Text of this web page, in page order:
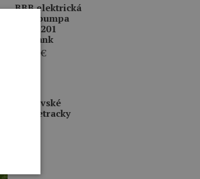
BBB elektrická
mini pumpa
BMP-201
BarBank
€
Prešovské
singletracky